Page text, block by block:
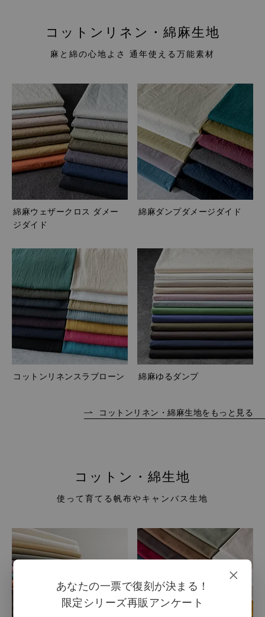
コットンリネン・綿麻生地
麻と綿の心地よさ 通年使える万能素材
綿麻ウェザークロス ダメー
ジダイド
綿麻ダンプダメージダイド
コットンリネンスラブローン 綿麻ゆるダンプ
コットンリネン・綿麻生地をもっと見る
コットン・綿生地
使って育てる帆布やキャンバス生地
×
あなたの一票で復刻が決まる！
限定シリーズ再販アンケート